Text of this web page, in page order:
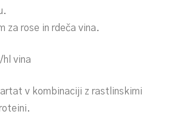
za rose in rdeča vina.
hl vina
v kombinaciji z rastlinskimi